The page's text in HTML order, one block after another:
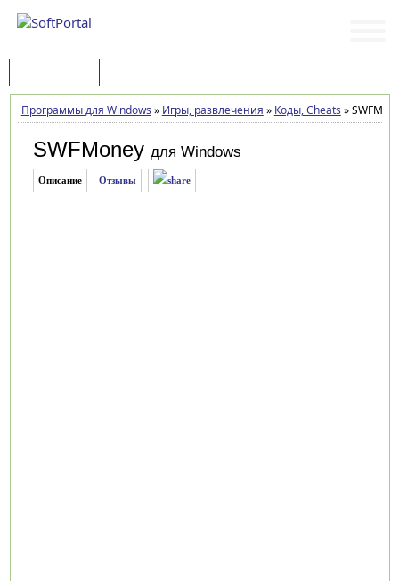
Программы для Windows » Игры, развлечения » Коды, Cheats »
SWFMoney для Windows
Описание Отзывы